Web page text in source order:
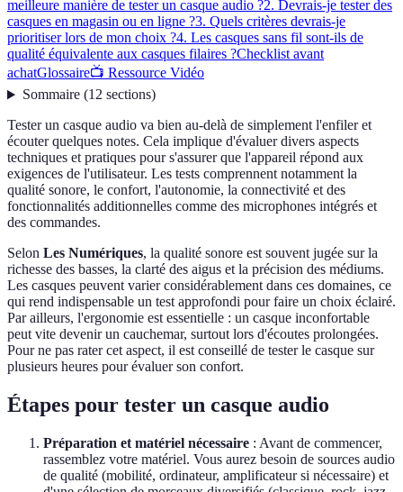
meilleure manière de tester un casque audio ?2. Devrais-je tester des
casques en magasin ou en ligne ?3. Quels critères devrais-je
prioritiser lors de mon choix ?4. Les casques sans fil sont-ils de
qualité équivalente aux casques filaires ?Checklist avant
achatGlossaire📺 Ressource Vidéo
Sommaire(12 sections)
Tester un casque audio va bien au-delà de simplement l'enfiler et
écouter quelques notes. Cela implique d'évaluer divers aspects
techniques et pratiques pour s'assurer que l'appareil répond aux
exigences de l'utilisateur. Les tests comprennent notamment la
qualité sonore, le confort, l'autonomie, la connectivité et des
fonctionnalités additionnelles comme des microphones intégrés et
des commandes.
Selon Les Numériques, la qualité sonore est souvent jugée sur la
richesse des basses, la clarté des aigus et la précision des médiums.
Les casques peuvent varier considérablement dans ces domaines, ce
qui rend indispensable un test approfondi pour faire un choix éclairé.
Par ailleurs, l'ergonomie est essentielle : un casque inconfortable
peut vite devenir un cauchemar, surtout lors d'écoutes prolongées.
Pour ne pas rater cet aspect, il est conseillé de tester le casque sur
plusieurs heures pour évaluer son confort.
Étapes pour tester un casque audio
Préparation et matériel nécessaire : Avant de commencer,
rassemblez votre matériel. Vous aurez besoin de sources audio
de qualité (mobilité, ordinateur, amplificateur si nécessaire) et